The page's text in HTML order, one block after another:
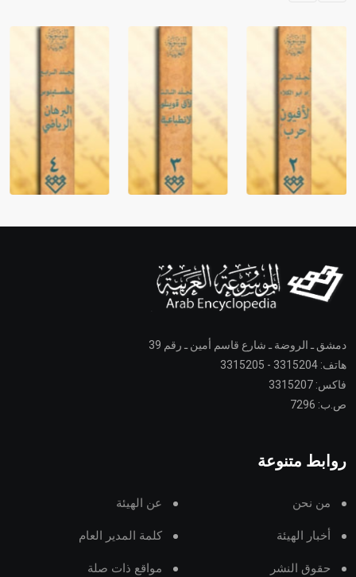
دمشق ـ الروضة ـ شارع قاسم أمين ـ رقم 39
هاتف: 3315204 - 3315205
فاكس: 3315207
ص.ب: 7296
روابط متنوعة
من نحن عن الهيئة
أخبار الهيئة كلمة المدير العام
حقوق النشر مواقع ذات صلة